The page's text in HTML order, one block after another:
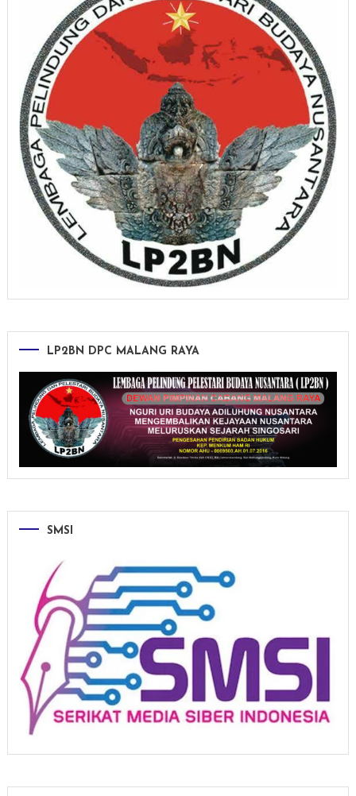
LP2BN DPC MALANG RAYA
SMSI